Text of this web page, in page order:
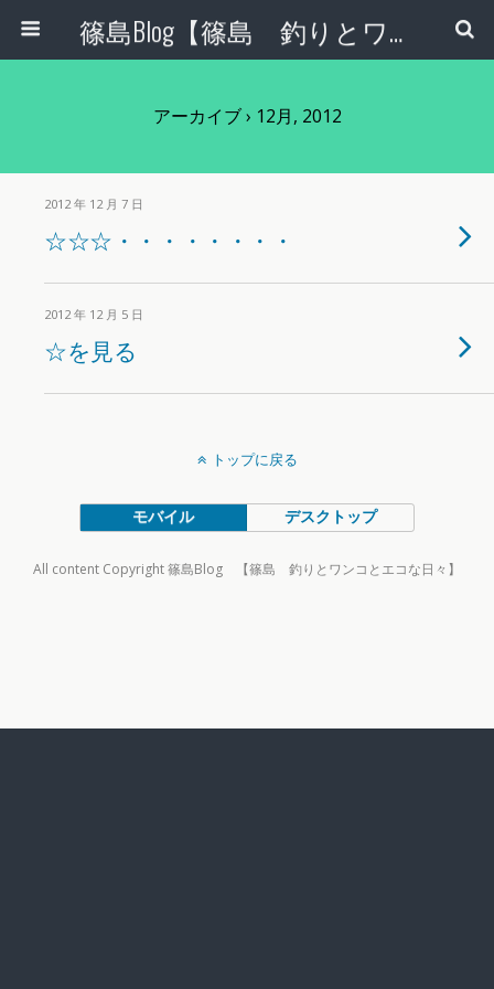
篠島Blog【篠島 釣りとワンコとエコな日々】
アーカイブ › 12月, 2012
2012 年 12 月 7 日
☆☆☆・・・・・・・・
2012 年 12 月 5 日
☆を見る
トップに戻る
モバイル デスクトップ
All content Copyright 篠島Blog 【篠島 釣りとワンコとエコな日々】